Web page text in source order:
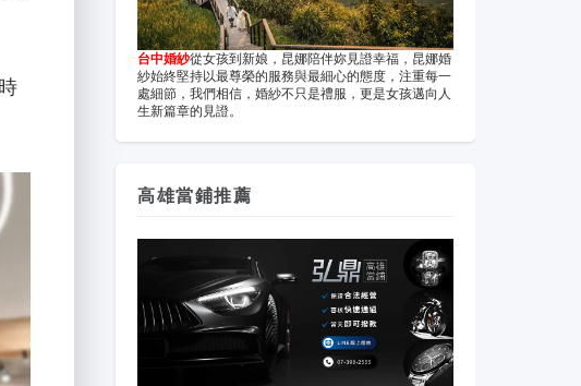
台中婚紗從女孩到新娘，昆娜陪伴妳見證幸福，昆娜婚
紗始終堅持以最尊榮的服務與最細心的態度，注重每一
處細節，我們相信，婚紗不只是禮服，更是女孩邁向人
生新篇章的見證。
高雄當鋪推薦